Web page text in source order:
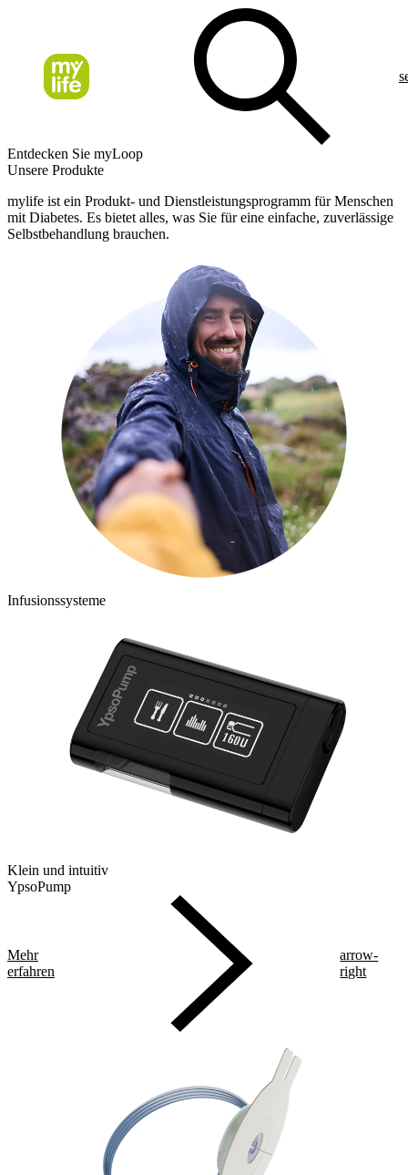
Entdecken Sie myLoop
Unsere Produkte
mylife ist ein Produkt- und Dienstleistungsprogramm für Menschen
mit Diabetes. Es bietet alles, was Sie für eine einfache, zuverlässige
Selbstbehandlung brauchen.
Infusionssysteme
Klein und intuitiv
YpsoPump
Mehr
erfahren
arrow-
right